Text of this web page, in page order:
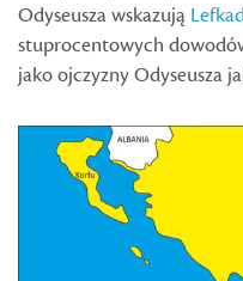
Odyseusza wskazują
stuprocentowych
jako ojczyzny Odyseusza